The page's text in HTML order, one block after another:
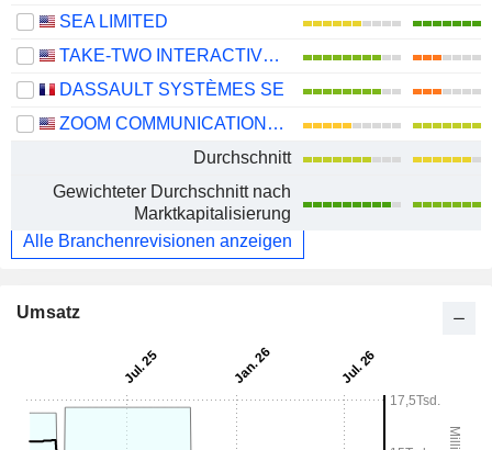
SEA LIMITED
TAKE-TWO INTERACTIVE SOFTWARE, INC.
DASSAULT SYSTÈMES SE
ZOOM COMMUNICATIONS, INC.
Durchschnitt
Gewichteter Durchschnitt nach
Marktkapitalisierung
Alle Branchenrevisionen anzeigen
Umsatz